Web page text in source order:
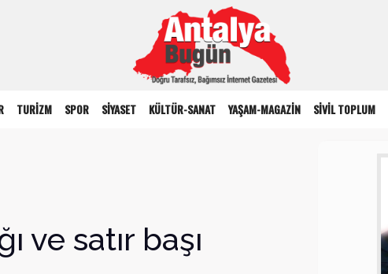
TURİZM SPOR SİYASET KÜLTÜR-SANAT YAŞAM-MAGAZİN SİVİL TOPLUM
ve satır başı